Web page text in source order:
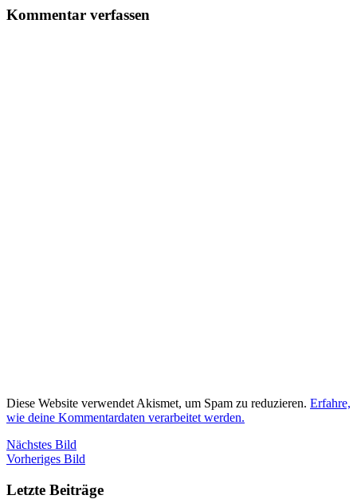
Kommentar verfassen
Diese Website verwendet Akismet, um Spam zu reduzieren. Erfahre,
wie deine Kommentardaten verarbeitet werden.
Nächstes Bild
Vorheriges Bild
Letzte Beiträge